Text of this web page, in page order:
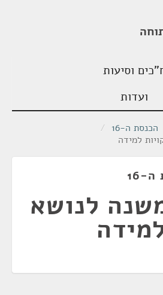
וסיעות
ועדות
הכנסת ה-16
/
למידה
16
לנושא